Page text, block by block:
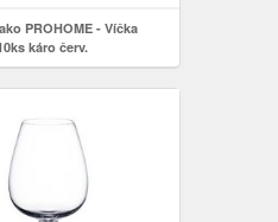
PROHOME - Víčka
káro červ.